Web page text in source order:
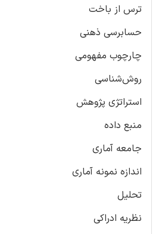
ترس از باخت
حسابرسی ذهنی
چارچوب مفهومی
روش‌شناسی
استراتژی پژوهش
منبع داده
جامعه آماری
اندازه نمونه آماری
تحلیل
نظریه ادراکی